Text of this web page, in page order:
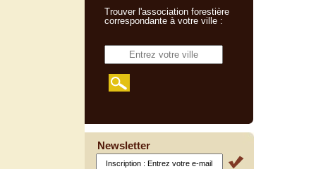
Trouver l'association forestière
correspondante à votre ville :
Newsletter